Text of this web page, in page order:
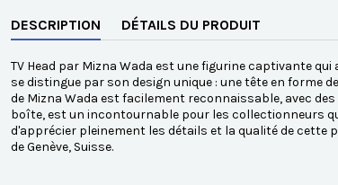
DESCRIPTION DÉTAILS DU PRODUIT
TV Head par Mizna Wada est une figurine captivante
se distingue par son design unique : une tête en forme
de Mizna Wada est facilement reconnaissable, avec
boîte, est un incontournable pour les collectionneurs
d'apprécier pleinement les détails et la qualité de
de Genève, Suisse.